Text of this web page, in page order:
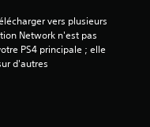
(
8
vers plusieurs
Network n'est pas
PS4 principale ; elle
d'autres